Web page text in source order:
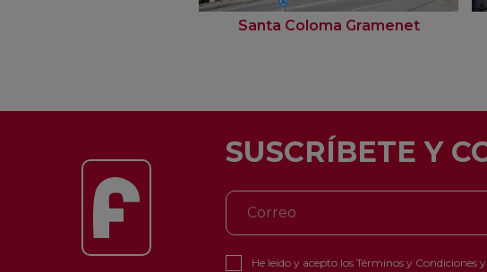
Santa Coloma Gramenet
SUSCRÍBETE Y
He leído y acepto los Términos y Condicionesy